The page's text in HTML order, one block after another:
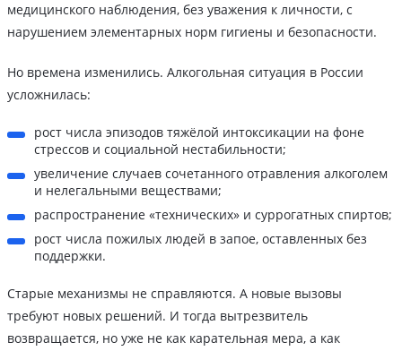
медицинского наблюдения, без уважения к личности, с
нарушением элементарных норм гигиены и безопасности.
Но времена изменились. Алкогольная ситуация в России
усложнилась:
рост числа эпизодов тяжёлой интоксикации на фоне
стрессов и социальной нестабильности;
увеличение случаев сочетанного отравления алкоголем
и нелегальными веществами;
распространение «технических» и суррогатных спиртов;
рост числа пожилых людей в запое, оставленных без
поддержки.
Старые механизмы не справляются. А новые вызовы
требуют новых решений. И тогда вытрезвитель
возвращается, но уже не как карательная мера, а как